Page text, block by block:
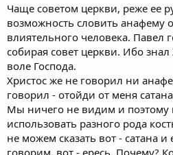
Чаще советом церкви, реже ее
возможность словить анафему
влиятельного человека. Павел
собирая совет церкви. Ибо
воле Господа.
Христос же не говорил ни
говорил - отойди от меня
Мы ничего не видим и поэтому
использовать разного рода
не можем сказать вот - сатана и
говорим, вот - ересь. Почему?